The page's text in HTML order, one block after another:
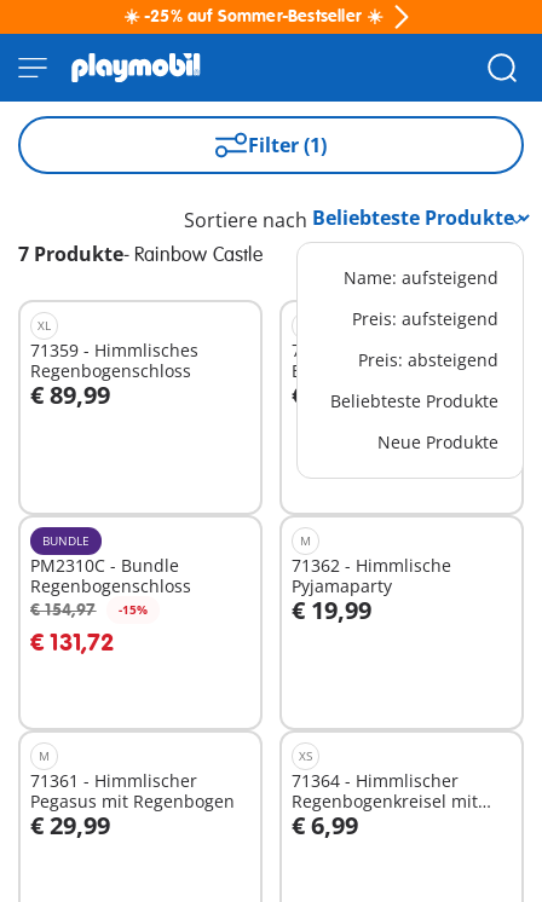
☀️ -25% auf Sommer-Bestseller ☀️
Filter (1)
7 Produkte- Rainbow Castle
Sortiere nach
Name: aufsteigend
Preis: aufsteigend
Preis: absteigend
Beliebteste Produkte
Neue Produkte
XL
71359 - Himmlisches
Regenbogenschloss
€ 89,99
In den Warenkorb
71360 - Himmlische
Babywolke
€ 44,99
In den Warenkorb
BUNDLE
PM2310C - Bundle
Regenbogenschloss
€ 154,97 -15%
€ 131,72
In den Warenkorb
M
71362 - Himmlische
Pyjamaparty
€ 19,99
In den Warenkorb
M
71361 - Himmlischer
Pegasus mit Regenbogen
€ 29,99
In den Warenkorb
XS
71364 - Himmlischer
Regenbogenkreisel mit
Prinzessin
€ 6,99
In den Warenkorb